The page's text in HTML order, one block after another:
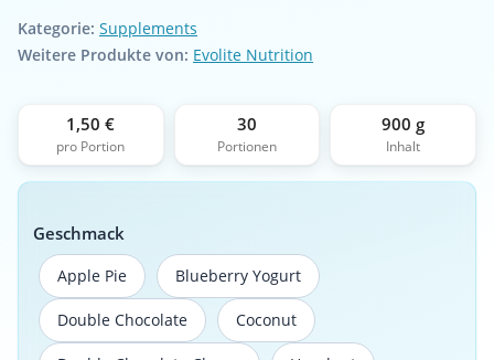
Kategorie: Supplements
Weitere Produkte von: Evolite Nutrition
1,50 €
pro Portion
30
Portionen
900 g
Inhalt
Geschmack
Apple PieApple Pie Blueberry Yogurt
Blueberry Yogurt
Double Chocolate
Double ChocolateCoconut
Coconut